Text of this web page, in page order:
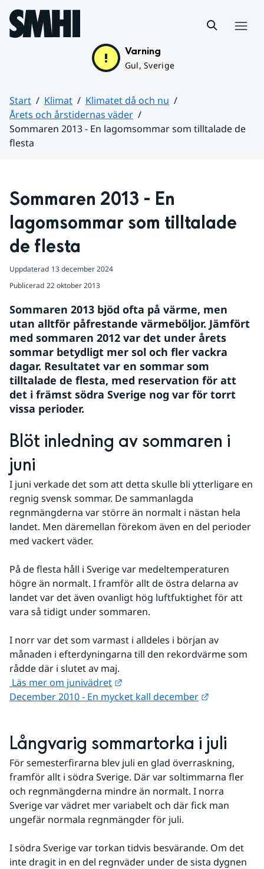
Hoppa till sidans innehåll
Varning
Gul, Sverige
Start Klimat
Klimatet då och nu
Årets och årstidernas väder
Sommaren 2013 - En lagomsommar som tilltalade de
flesta
Sommaren 2013 - En
lagomsommar som tilltalade
de flesta
Uppdaterad 13 december 2024
Publicerad 22 oktober 2013
Sommaren 2013 bjöd ofta på värme, men
utan alltför påfrestande värmeböljor. Jämfört
med sommaren 2012 var det under årets
sommar betydligt mer sol och fler vackra
dagar. Resultatet var en sommar som
tilltalade de flesta, med reservation för att
det i främst södra Sverige nog var för torrt
vissa perioder.
Blöt inledning av sommaren i
juni
I juni verkade det som att detta skulle bli ytterligare en
regnig svensk sommar. De sammanlagda
regnmängderna var större än normalt i nästan hela
landet. Men däremellan förekom även en del perioder
med vackert väder.
På de flesta håll i Sverige var medeltemperaturen
högre än normalt. I framför allt de östra delarna av
landet var det även ovanligt hög luftfuktighet för att
vara så tidigt under sommaren.
I norr var det som varmast i alldeles i början av
månaden i efterdyningarna till den rekordvärme som
rådde där i slutet av maj.
Läs mer om junivädret
December 2010 - En mycket kall december
Långvarig sommartorka i juli
För semesterfirarna blev juli en glad överraskning,
framför allt i södra Sverige. Där var soltimmarna fler
och regnmängderna mindre än normalt. I norra
Sverige var vädret mer variabelt och där fick man
ungefär normala regnmängder för juli.
I södra Sverige var torkan tidvis besvärande. Om det
inte dragit in en del regnväder under de sista dygnen